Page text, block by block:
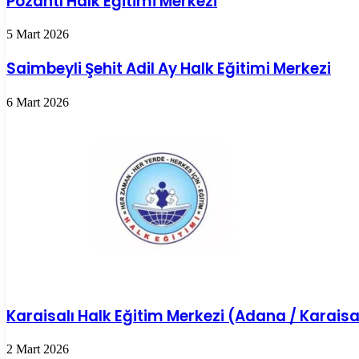
5 Mart 2026
Saimbeyli Şehit Adil Ay Halk Eğitimi Merkezi
6 Mart 2026
Karaisalı Halk Eğitim Merkezi (Adana /
2 Mart 2026